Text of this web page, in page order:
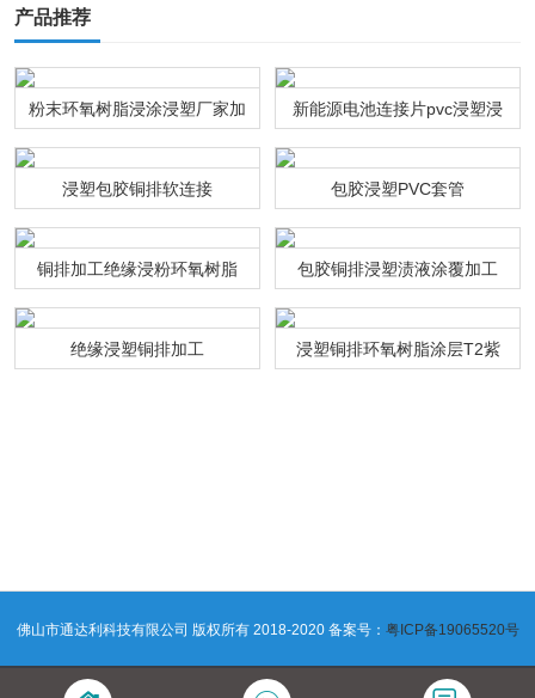
产品推荐
粉末环氧树脂浸涂浸塑厂家加
工
新能源电池连接片pvc浸塑浸
粉通达利厂家
浸塑包胶铜排软连接 包胶浸塑PVC套管
铜排加工绝缘浸粉环氧树脂 包胶铜排浸塑渍液涂覆加工
绝缘浸塑铜排加工 浸塑铜排环氧树脂涂层T2紫
佛山市通达利科技有限公司 版权所有 2018-2020 备案号： 粤ICP备19065520号